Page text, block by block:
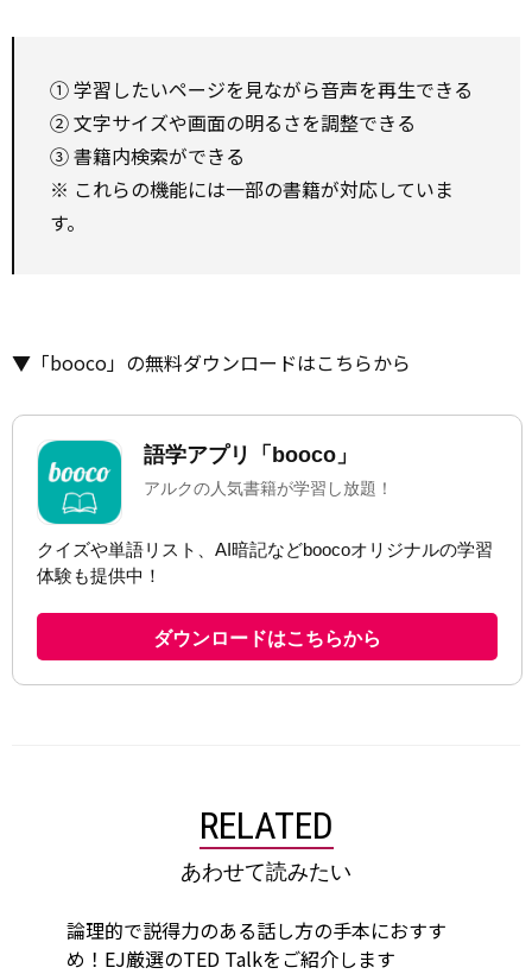
① 学習したいページを見ながら音声を再生できる
② 文字サイズや画面の明るさを調整できる
③ 書籍内検索ができる
※ これらの機能には一部の書籍が対応していま
す。
▼「booco」の無料ダウンロードはこちらから
RELATED
あわせて読みたい
論理的で説得力のある話し方の手本におすす
め！EJ厳選のTED Talkをご紹介します